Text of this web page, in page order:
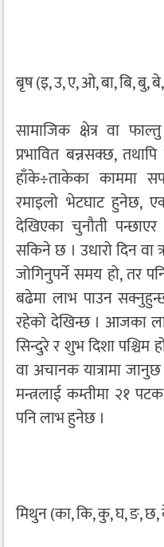
बृष (इ, उ, ए, ओ, बा, बि, बु,
सामाजिक क्षेत्र वा फाल्तु
प्रभावित बन्नसक्छ,
हाँके÷ताकेका काममा
रमाइलो भेटघाट हुनेछ,
देखिएका चुनौती
सकिने छ । उधारो दिन वा
जोगिनुपर्ने समय हो, तर
बढेमा लाभ पाउन
रहेको देखिन्छ । आजका
सिन्दुरे र शुभ दिशा
वा अचानक यात्रामा
मन्त्रलाई कम्तीमा २१
पनि लाभ हुनेछ ।
मिथुन (का, कि, कु, घ, ङ,